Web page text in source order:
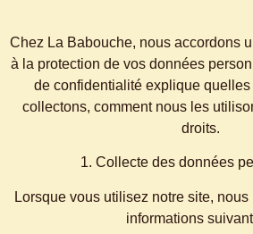
Chez La Babouche, nous accordons
à la protection de vos données
de confidentialité explique
collectons, comment nous les
droits.
1. Collecte des données
Lorsque vous utilisez notre site,
informations